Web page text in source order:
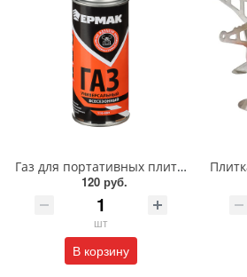
Газ для портативных плит/116-069
120 руб.
шт
В корзину